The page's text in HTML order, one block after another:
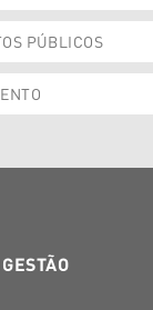
PÚBLICOS